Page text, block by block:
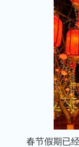
春节假期已